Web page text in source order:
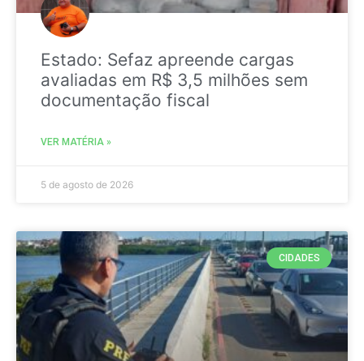
Estado: Sefaz apreende cargas
avaliadas em R$ 3,5 milhões sem
documentação fiscal
VER MATÉRIA »
5 de agosto de 2026
CIDADES